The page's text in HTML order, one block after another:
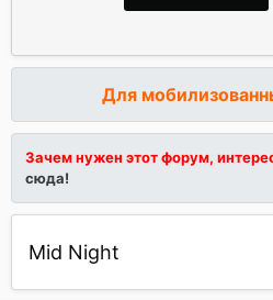
Для
Зачем нужен этот форум,
сюда!
Mid Night